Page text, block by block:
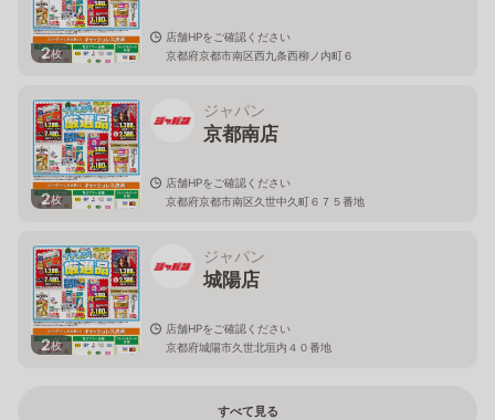
2枚
店舗HPをご確認ください
京都府京都市南区西九条西柳ノ内町６
2枚
ジャパン
京都南店
店舗HPをご確認ください
京都府京都市南区久世中久町６７５番地
2枚
ジャパン
城陽店
店舗HPをご確認ください
京都府城陽市久世北垣内４０番地
すべて見る